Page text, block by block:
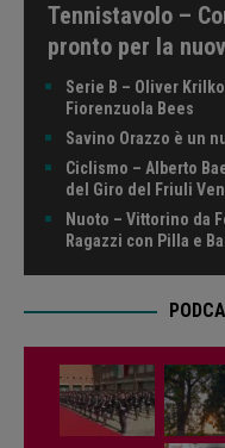
Tennistavolo –
pronto per la
Serie B – Oliver
Fiorenzuola Bees
Savino Orazzo è un
Ciclismo – Alberto
del Giro del Friuli
Nuoto – Vittorino da
Ragazzi con Pilla e